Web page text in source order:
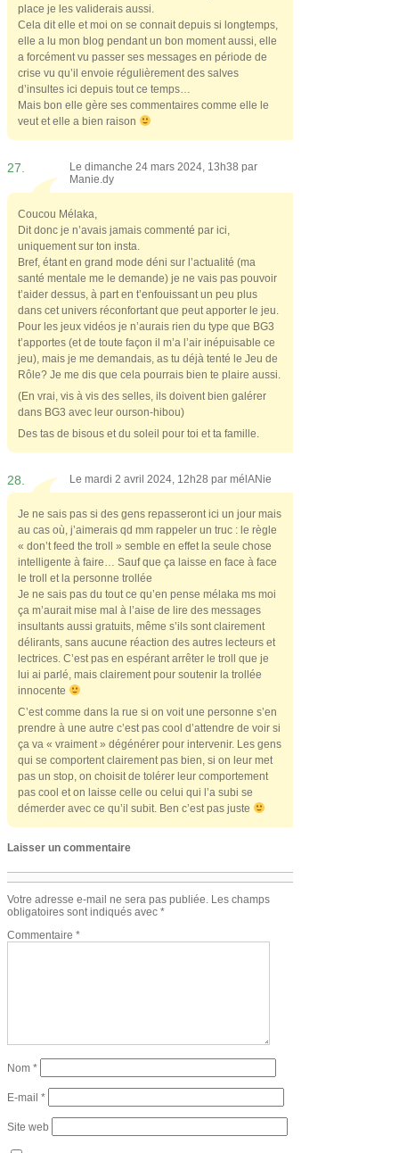
place je les validerais aussi.
Cela dit elle et moi on se connait depuis si longtemps,
elle a lu mon blog pendant un bon moment aussi, elle
a forcément vu passer ses messages en période de
crise vu qu’il envoie régulièrement des salves
d’insultes ici depuis tout ce temps…
Mais bon elle gère ses commentaires comme elle le
veut et elle a bien raison
27.
Le dimanche 24 mars 2024, 13h38 par
Manie.dy
Coucou Mélaka,
Dit donc je n’avais jamais commenté par ici,
uniquement sur ton insta.
Bref, étant en grand mode déni sur l’actualité (ma
santé mentale me le demande) je ne vais pas pouvoir
t’aider dessus, à part en t’enfouissant un peu plus
dans cet univers réconfortant que peut apporter le jeu.
Pour les jeux vidéos je n’aurais rien du type que BG3
t’apportes (et de toute façon il m’a l’air inépuisable ce
jeu), mais je me demandais, as tu déjà tenté le Jeu de
Rôle? Je me dis que cela pourrais bien te plaire aussi.
(En vrai, vis à vis des selles, ils doivent bien galérer
dans BG3 avec leur ourson-hibou)
Des tas de bisous et du soleil pour toi et ta famille.
28. Le mardi 2 avril 2024, 12h28 par mélANie
Je ne sais pas si des gens repasseront ici un jour mais
au cas où, j’aimerais qd mm rappeler un truc : le règle
« don’t feed the troll » semble en effet la seule chose
intelligente à faire… Sauf que ça laisse en face à face
le troll et la personne trollée
Je ne sais pas du tout ce qu’en pense mélaka ms moi
ça m’aurait mise mal à l’aise de lire des messages
insultants aussi gratuits, même s’ils sont clairement
délirants, sans aucune réaction des autres lecteurs et
lectrices. C’est pas en espérant arrêter le troll que je
lui ai parlé, mais clairement pour soutenir la trollée
innocente
C’est comme dans la rue si on voit une personne s’en
prendre à une autre c’est pas cool d’attendre de voir si
ça va « vraiment » dégénérer pour intervenir. Les gens
qui se comportent clairement pas bien, si on leur met
pas un stop, on choisit de tolérer leur comportement
pas cool et on laisse celle ou celui qui l’a subi se
démerder avec ce qu’il subit. Ben c’est pas juste
Laisser un commentaire
Votre adresse e-mail ne sera pas publiée. Les champs
obligatoires sont indiqués avec *
Commentaire *
Nom *
E-mail *
Site web